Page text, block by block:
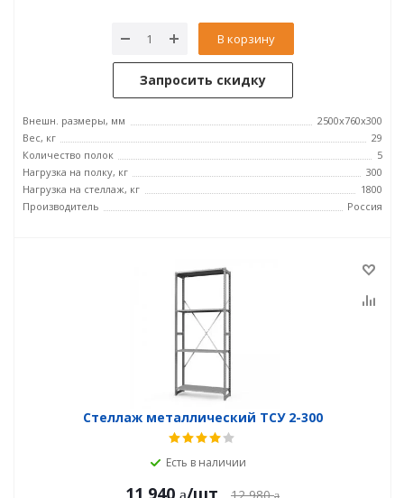
В корзину
Запросить скидку
Внешн. размеры, мм
2500х760х300
Вес, кг
29
Количество полок
5
Нагрузка на полку, кг
300
Нагрузка на стеллаж, кг
1800
Производитель
Россия
Стеллаж металлический ТСУ 2-300
Есть в наличии
11 940 /шт